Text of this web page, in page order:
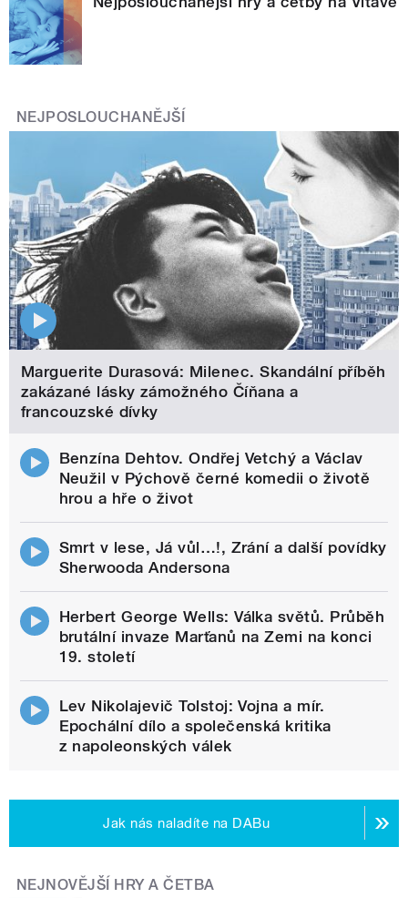
NEJPOSLOUCHANĚJŠÍ
Marguerite Durasová: Milenec. Skandální příběh
zakázané lásky zámožného Číňana a
francouzské dívky
Benzína Dehtov. Ondřej Vetchý a Václav
Neužil v Pýchově černé komedii o životě
hrou a hře o život
Smrt v lese, Já vůl…!, Zrání a další povídky
Sherwooda Andersona
Herbert George Wells: Válka světů. Průběh
brutální invaze Marťanů na Zemi na konci
19. století
Lev Nikolajevič Tolstoj: Vojna a mír.
Epochální dílo a společenská kritika
z napoleonských válek
Jak nás naladíte na DABu
NEJNOVĚJŠÍ HRY A ČETBA